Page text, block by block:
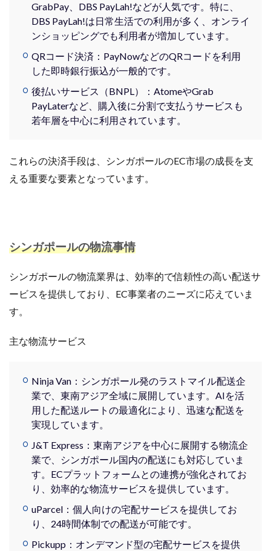
GrabPay、DBS PayLah!などが人気です。特に、
DBS PayLah!は日常生活での利用が多く、オンライ
ンショッピングでも利用者が増加しています。
QRコード決済：PayNowなどのQRコードを利用
した即時銀行振込が一般的です。
後払いサービス（BNPL）：AtomeやGrab
PayLaterなど、購入後に分割で支払うサービスも
若年層を中心に利用されています。
これらの決済手段は、シンガポールのEC市場の成長を支
える重要な要素となっています。
シンガポールの物流事情
シンガポールの物流業界は、効率的で信頼性の高い配送サ
ービスを提供しており、EC事業者のニーズに応えていま
す。
主な物流サービス
Ninja Van：シンガポール発のラストマイル配送企
業で、東南アジア全域に展開しています。AIを活
用した配送ルートの最適化により、迅速な配送を
実現しています。
J&T Express：東南アジアを中心に展開する物流企
業で、シンガポール国内の配送にも対応していま
す。ECプラットフォームとの連携が強化されてお
り、効率的な物流サービスを提供しています。
uParcel：個人向けの宅配サービスを提供してお
り、24時間体制での配送が可能です。
Pickupp：オンデマンド型の宅配サービスを提供